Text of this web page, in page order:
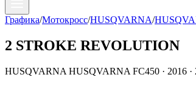
Графика/Мотокросс/HUSQVARNA/
2 STROKE REVOLUTION
HUSQVARNA HUSQVARNA FC450 · 2016 ·